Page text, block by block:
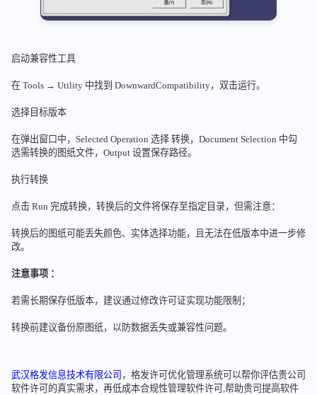
启动兼容性工具
在 Tools → Utility 中找到 DownwardCompatibility，双击运行。
选择目标版本
在弹出窗口中，Selected Operation 选择 转换，Document Selection 中勾
选需转换的图纸文件，Output 设置保存路径。
执行转换
点击 Run 完成转换，转换后的文件将保存至指定目录，但需注意：
转换后的图纸可能丢失颜色、实体选择功能，且无法在低版本中进一步修
改。
注意事项 ：
若需长期保存低版本，建议通过修改许可证实现功能限制；
转换前建议备份原图纸，以防数据丢失或兼容性问题。
武汉格发信息技术有限公司 ，格发许可优化管理系统可以帮你评估贵公司
软件许可的真实需求，再低成本合规性管理软件许可,帮助贵司提高软件